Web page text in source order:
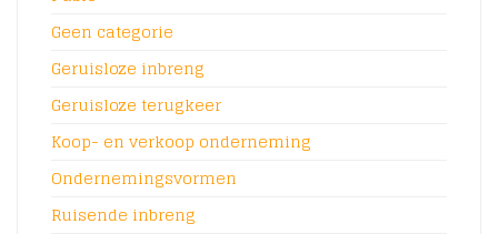
Geen categorie
Geruisloze inbreng
Geruisloze terugkeer
Koop- en verkoop onderneming
Ondernemingsvormen
Ruisende inbreng